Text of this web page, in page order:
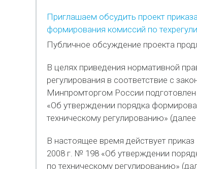
Приглашаем обсудить проект
формирования комиссий по
Публичное обсуждение проекта
В целях приведения нормативной
регулирования в соответствие с
Минпромторгом России
«Об утверждении порядка
техническому регулированию»
В настоящее время действует
2008 г. № 198 «Об утверждении
по техническому регулированию»